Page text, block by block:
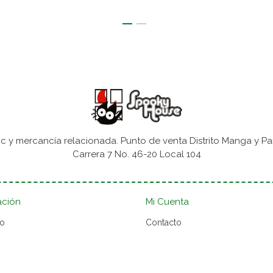
y mercancía relacionada. Punto de venta Distrito Manga y
Carrera 7 No. 46-20 Local 104
Mi Cuenta
Contacto